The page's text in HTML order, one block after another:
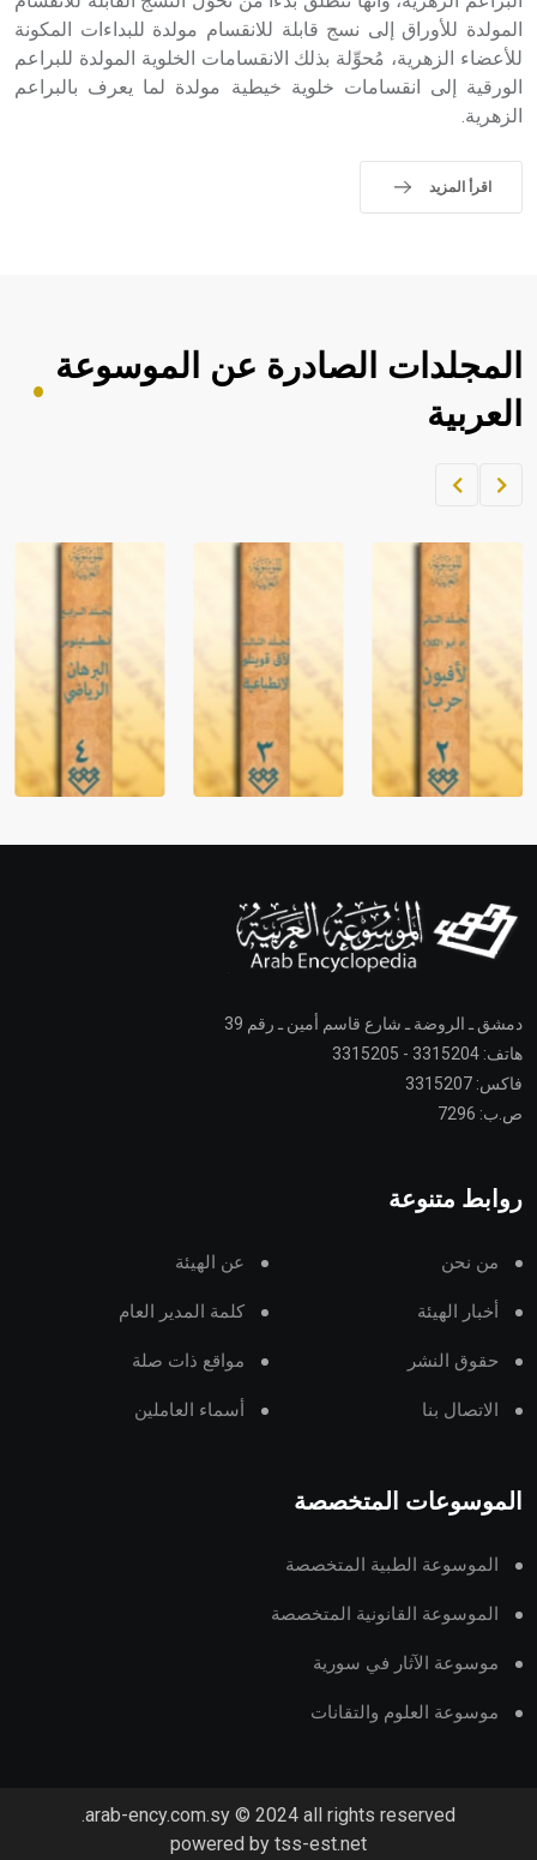
المولدة للأوراق إلى نسج قابلة للانقسام مولدة للبداءات المكونة
للأعضاء الزهرية، مُحوِّلة بذلك الانقسامات الخلوية المولدة للبراعم
الورقية إلى انقسامات خلوية خيطية مولدة لما يعرف بالبراعم
الزهرية.
اقرأ المزيد
المجلدات الصادرة عن الموسوعة
العربية
دمشق ـ الروضة ـ شارع قاسم أمين ـ رقم 39
هاتف: 3315204 - 3315205
فاكس: 3315207
ص.ب: 7296
روابط متنوعة
من نحن عن الهيئة
أخبار الهيئة كلمة المدير العام
حقوق النشر مواقع ذات صلة
الاتصال بنا أسماء العاملين
الموسوعات المتخصصة
الموسوعة الطبية المتخصصة
الموسوعة القانونية المتخصصة
موسوعة الآثار في سورية
موسوعة العلوم والتقانات
arab-ency.com.sy © 2024 all rights reserved.
powered by tss-est.net